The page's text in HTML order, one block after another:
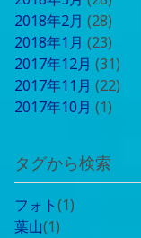
2018年2月 (28)
2018年1月 (23)
2017年12月 (31)
2017年11月 (22)
2017年10月 (1)
タグから検索
フォト(1)
葉山(1)